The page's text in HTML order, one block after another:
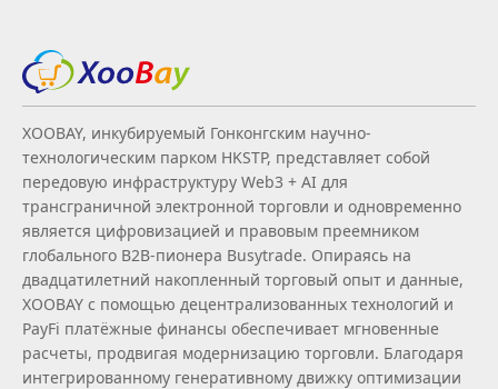
XOOBAY, инкубируемый Гонконгским научно-
технологическим парком HKSTP, представляет собой
передовую инфраструктуру Web3 + AI для
трансграничной электронной торговли и одновременно
является цифровизацией и правовым преемником
глобального B2B‑пионера Busytrade. Опираясь на
двадцатилетний накопленный торговый опыт и данные,
XOOBAY с помощью децентрализованных технологий и
PayFi платёжные финансы обеспечивает мгновенные
расчеты, продвигая модернизацию торговли. Благодаря
интегрированному генеративному движку оптимизации